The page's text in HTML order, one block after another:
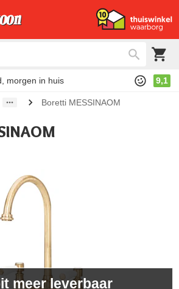
morgen in huis 9,1
Boretti MESSINAOM
meer leverbaar